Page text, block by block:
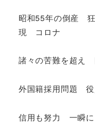
昭和55年の倒産
現 コロナ
諸々の苦難を超え
外国籍採用問題 役
信用も努力 一瞬